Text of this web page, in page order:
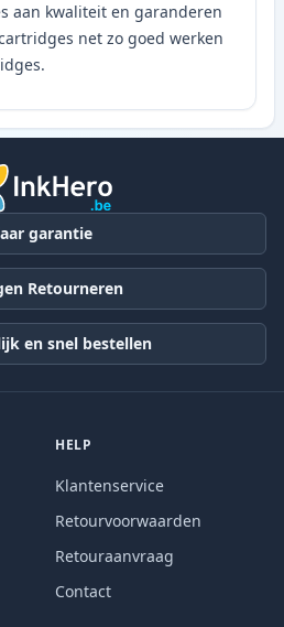
aan kwaliteit en garanderen
net zo goed werken
garantie
Retourneren
en snel bestellen
HELP
Klantenservice
Retourvoorwaarden
Retouraanvraag
Contact